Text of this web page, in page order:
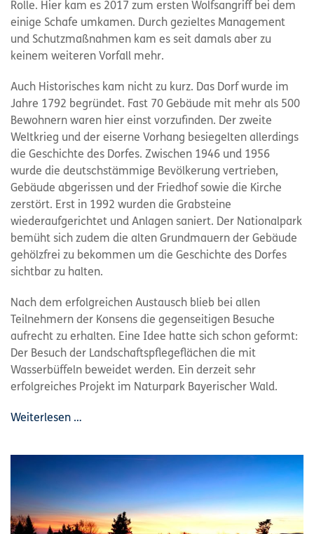
Rolle. Hier kam es 2017 zum ersten Wolfsangriff bei dem
einige Schafe umkamen. Durch gezieltes Management
und Schutzmaßnahmen kam es seit damals aber zu
keinem weiteren Vorfall mehr.
Auch Historisches kam nicht zu kurz. Das Dorf wurde im
Jahre 1792 begründet. Fast 70 Gebäude mit mehr als 500
Bewohnern waren hier einst vorzufinden. Der zweite
Weltkrieg und der eiserne Vorhang besiegelten allerdings
die Geschichte des Dorfes. Zwischen 1946 und 1956
wurde die deutschstämmige Bevölkerung vertrieben,
Gebäude abgerissen und der Friedhof sowie die Kirche
zerstört. Erst in 1992 wurden die Grabsteine
wiederaufgerichtet und Anlagen saniert. Der Nationalpark
bemüht sich zudem die alten Grundmauern der Gebäude
gehölzfrei zu bekommen um die Geschichte des Dorfes
sichtbar zu halten.
Nach dem erfolgreichen Austausch blieb bei allen
Teilnehmern der Konsens die gegenseitigen Besuche
aufrecht zu erhalten. Eine Idee hatte sich schon geformt:
Der Besuch der Landschaftspflegeflächen die mit
Wasserbüffeln beweidet werden. Ein derzeit sehr
erfolgreiches Projekt im Naturpark Bayerischer Wald.
Weiterlesen …